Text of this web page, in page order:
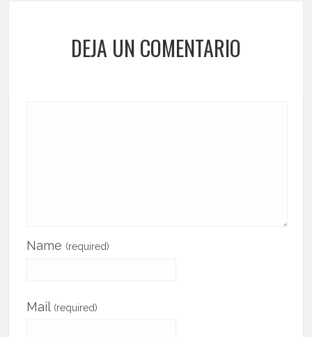
DEJA UN COMENTARIO
Name (required)
Mail (required)